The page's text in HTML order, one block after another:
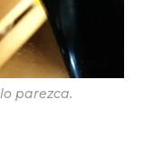
parezca.